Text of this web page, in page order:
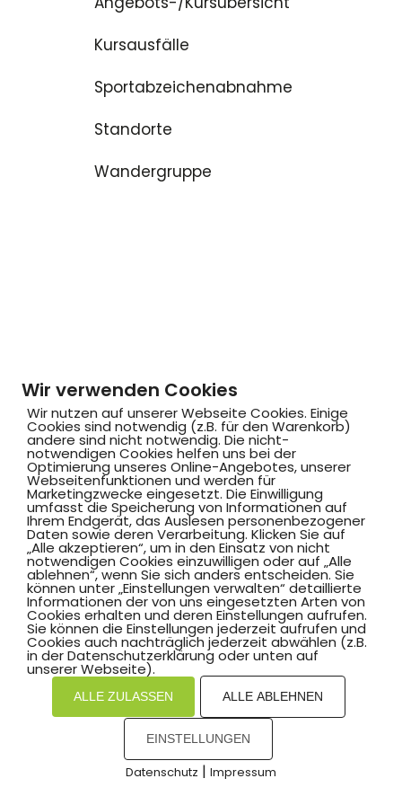
Kursausfälle
Sportabzeichenabnahme
Standorte
Wandergruppe
Wir verwenden Cookies
Wir nutzen auf unserer Webseite Cookies. Einige
Cookies sind notwendig (z.B. für den Warenkorb)
andere sind nicht notwendig. Die nicht-
notwendigen Cookies helfen uns bei der
Optimierung unseres Online-Angebotes, unserer
Webseitenfunktionen und werden für
Marketingzwecke eingesetzt. Die Einwilligung
umfasst die Speicherung von Informationen auf
Ihrem Endgerät, das Auslesen personenbezogener
Daten sowie deren Verarbeitung. Klicken Sie auf
„Alle akzeptieren“, um in den Einsatz von nicht
notwendigen Cookies einzuwilligen oder auf „Alle
ablehnen“, wenn Sie sich anders entscheiden. Sie
können unter „Einstellungen verwalten“ detaillierte
Informationen der von uns eingesetzten Arten von
Cookies erhalten und deren Einstellungen aufrufen.
Sie können die Einstellungen jederzeit aufrufen und
Cookies auch nachträglich jederzeit abwählen (z.B.
in der Datenschutzerklärung oder unten auf
unserer Webseite).
ALLE ZULASSEN ALLE ABLEHNEN
EINSTELLUNGEN
Datenschutz | Impressum